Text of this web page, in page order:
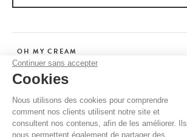
Continuer sans accepter
Cookies
Nous utilisons des cookies pour comprendre
comment nos clients utilisent notre site et
consultent nos contenus, afin de les améliorer. Ils
nous permettent également de partager des
OH MY CREAM
SERVICE CLIENT
CONSEILS